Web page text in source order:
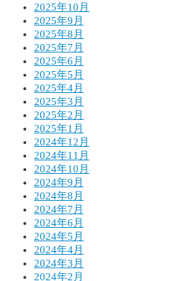
2025年10月
2025年9月
2025年8月
2025年7月
2025年6月
2025年5月
2025年4月
2025年3月
2025年2月
2025年1月
2024年12月
2024年11月
2024年10月
2024年9月
2024年8月
2024年7月
2024年6月
2024年5月
2024年4月
2024年3月
2024年2月